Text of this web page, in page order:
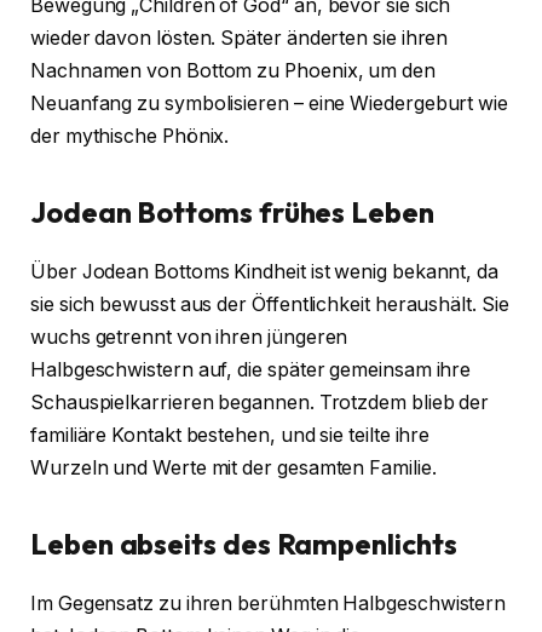
Bewegung „Children of God“ an, bevor sie sich
wieder davon lösten. Später änderten sie ihren
Nachnamen von Bottom zu Phoenix, um den
Neuanfang zu symbolisieren – eine Wiedergeburt wie
der mythische Phönix.
Jodean Bottoms frühes Leben
Über Jodean Bottoms Kindheit ist wenig bekannt, da
sie sich bewusst aus der Öffentlichkeit heraushält. Sie
wuchs getrennt von ihren jüngeren
Halbgeschwistern auf, die später gemeinsam ihre
Schauspielkarrieren begannen. Trotzdem blieb der
familiäre Kontakt bestehen, und sie teilte ihre
Wurzeln und Werte mit der gesamten Familie.
Leben abseits des Rampenlichts
Im Gegensatz zu ihren berühmten Halbgeschwistern